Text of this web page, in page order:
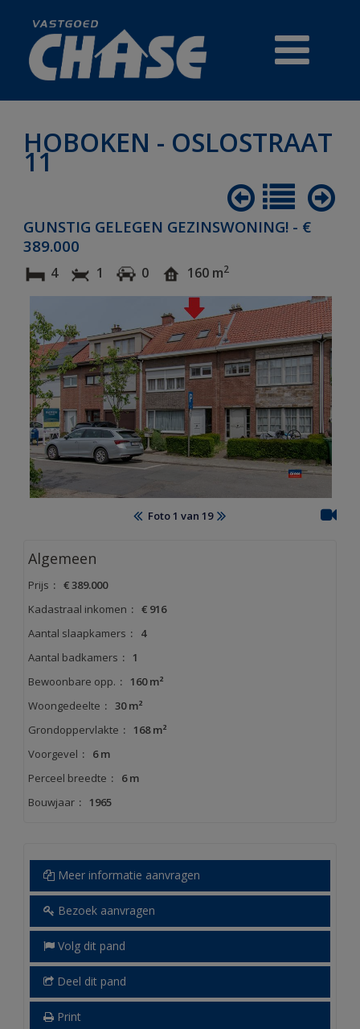
PRESTIGE
GRATIS WAARDEBEPALING
OVER CHASE
LOGIN
TE HUUR
AANBOD BUITENLAND
HOBOKEN - OSLOSTRAAT
11
GUNSTIG GELEGEN GEZINSWONING! - €
389.000
4 1 0 160 m2
Foto 1 van 19
Algemeen
Prijs : € 389.000
Kadastraal inkomen : € 916
Aantal slaapkamers :
4
Aantal badkamers :
1
Bewoonbare opp. :
160 m²
Woongedeelte : 30 m²
Grondoppervlakte :
168 m²
Voorgevel :
6 m
Perceel breedte :
6 m
Bouwjaar : 1965
Meer informatie aanvragen
Bezoek aanvragen
Volg dit pand
Deel dit pand
Print